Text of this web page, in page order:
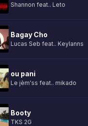
Shannon feat.. Leto
Bagay Cho
Lucas Seb feat.. Keylanns
ou pani
Le jèm'ss feat.. mikado
Booty
TKS 2G